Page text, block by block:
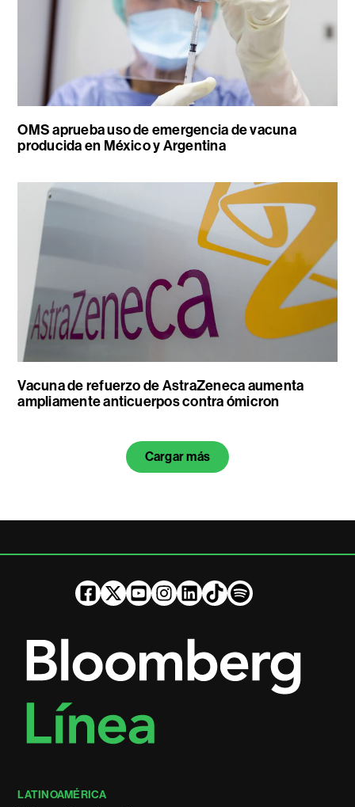
OMS aprueba uso de emergencia de vacuna
producida en México y Argentina
Vacuna de refuerzo de AstraZeneca aumenta
ampliamente anticuerpos contra ómicron
Cargar más
LATINOAMÉRICA